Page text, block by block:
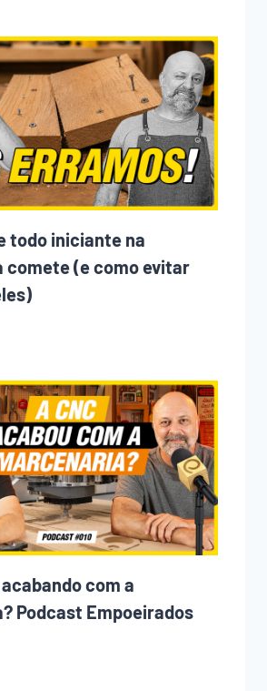
todo iniciante na
comete (e como evitar
acabando com a
Podcast Empoeirados